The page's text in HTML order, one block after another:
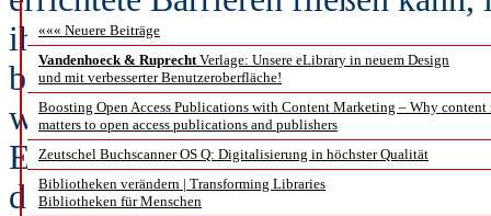
««« Neuere Beiträge
Vandenhoeck & RuprechtVerlage: Unsere eLibrary in neuem Design
und mit verbesserter Benutzeroberfläche!
Boosting Open Access Publications with Content Marketing – Why content
matters to open access publications and publishers
Zeutschel Buchscanner OS Q: Digitalisierung in höchster Qualität
Bibliotheken verändern | Transforming Libraries
Bibliotheken für Menschen
ihre Bereitstellung unabhängig
bürokratische Aufwand für die
wird.“
Es sei an der Zeit, Blockchain als
dezentralen